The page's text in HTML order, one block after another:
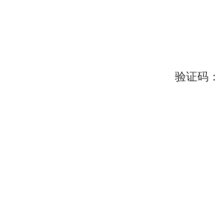
验证码：